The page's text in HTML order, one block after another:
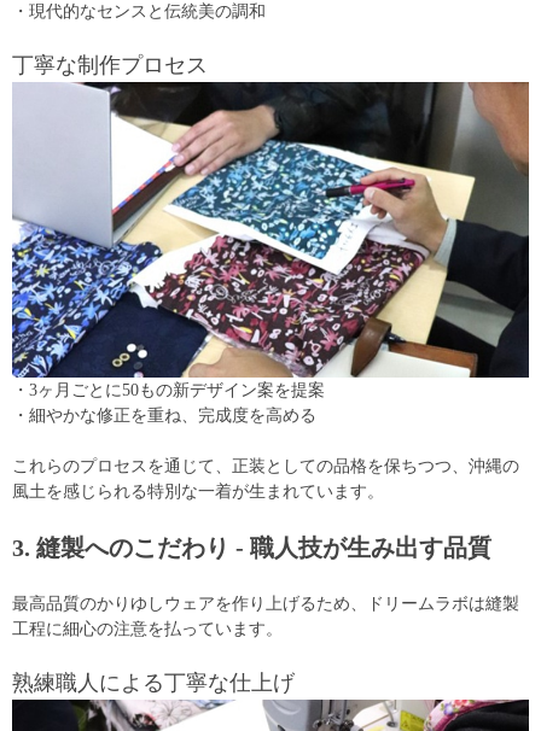
・現代的なセンスと伝統美の調和
丁寧な制作プロセス
・3ヶ月ごとに50もの新デザイン案を提案
・細やかな修正を重ね、完成度を高める
これらのプロセスを通じて、正装としての品格を保ちつつ、沖縄の
風土を感じられる特別な一着が生まれています。
3. 縫製へのこだわり - 職人技が生み出す品質
最高品質のかりゆしウェアを作り上げるため、ドリームラボは縫製
工程に細心の注意を払っています。
熟練職人による丁寧な仕上げ